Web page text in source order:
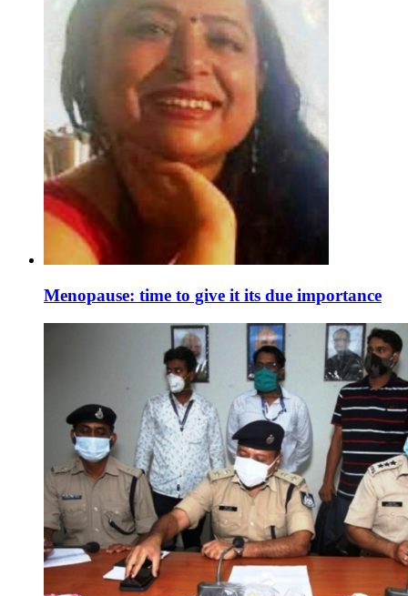
Menopause: time to give it its due importance